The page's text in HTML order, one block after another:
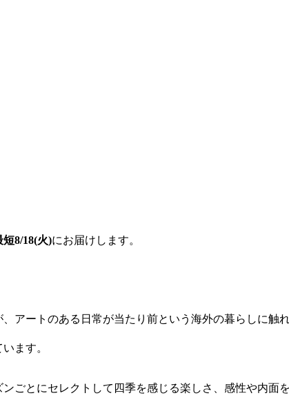
短8/18(火)にお届けします。
アートのある日常が当たり前という海外の暮らしに
ます。
ごとにセレクトして四季を感じる楽しさ、感性や内